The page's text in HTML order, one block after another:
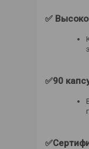
✅
✅90